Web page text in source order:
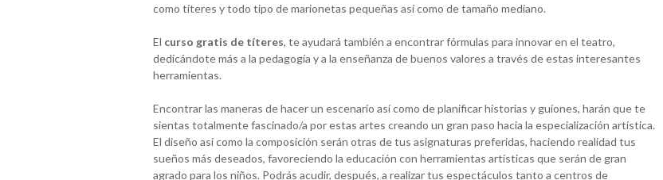
como títeres y todo tipo de marionetas pequeñas así como de tamaño mediano.
El curso gratis de títeres, te ayudará también a encontrar fórmulas para innovar en el teatro,
dedicándote más a la pedagogía y a la enseñanza de buenos valores a través de estas interesantes
herramientas.
Encontrar las maneras de hacer un escenario así como de planificar historias y guiones, harán que te
sientas totalmente fascinado/a por estas artes creando un gran paso hacia la especialización artística.
El diseño así como la composición serán otras de tus asignaturas preferidas, haciendo realidad tus
sueños más deseados, favoreciendo la educación con herramientas artísticas que serán de gran
agrado para los niños. Podrás acudir, después, a realizar tus espectáculos tanto a centros de